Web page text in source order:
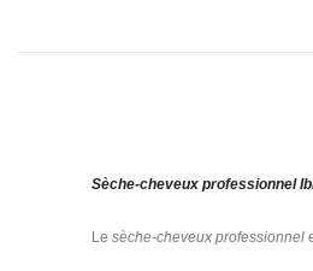
Sèche-cheveux professionnel
Le sèche-cheveux professionnel